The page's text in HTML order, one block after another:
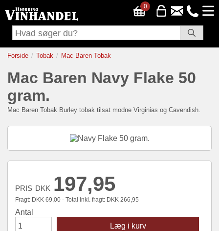
0
Forside Tobak Mac Baren Tobak
Mac Baren Navy Flake 50
gram.
Mac Baren Tobak Burley tobak tilsat modne Virginias og Cavendish.
PRIS DKK 197,95
Fragt: DKK 69,00 - Total inkl. fragt: DKK 266,95
Antal
Læg i kurv